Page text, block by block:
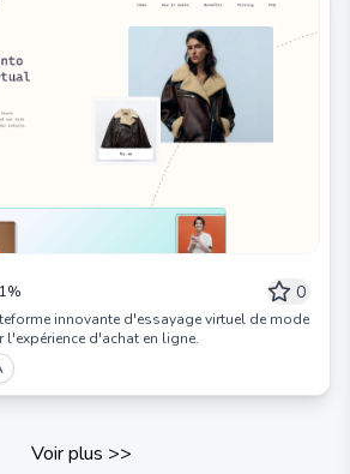
0
innovante d'essayage virtuel de mode
d'achat en ligne.
Voir plus >>